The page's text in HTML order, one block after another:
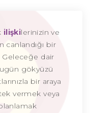
ilişkilerinizin ve
canlandığı bir
Geleceğe dair
gökyüzü
bir araya
vermek veya